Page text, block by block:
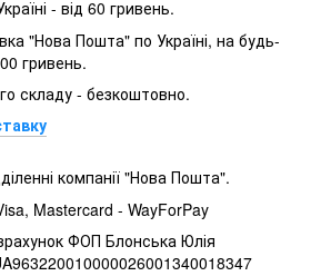
- від 60 гривень.
"Нова Пошта" по Україні, на будь-
гривень.
складу - безкоштовно.
компанії "Нова Пошта".
Mastercard - WayForPay
ФОП Блонська Юлія